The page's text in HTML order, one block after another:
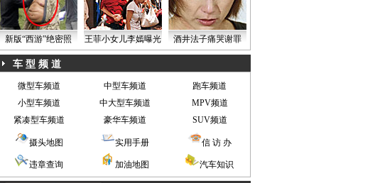
新版“西游”绝密照 王菲小女儿李嫣曝光 酒井法子痛哭谢罪
车 型 频 道
微型车频道 中型车频道
跑车频道
小型车频道
中大型车频道
MPV频道
紧凑型车频道
豪华车频道 SUV频道
摄头地图 实用手册 信 访 办
违章查询 加油地图 汽车知识